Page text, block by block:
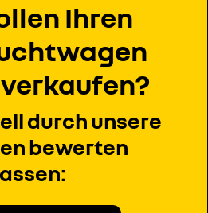
Ihren
durch unsere
bewerten